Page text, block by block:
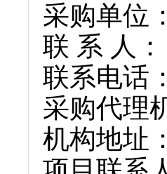
采购单位
联 系 人
联系电话
采购代理
机构地址